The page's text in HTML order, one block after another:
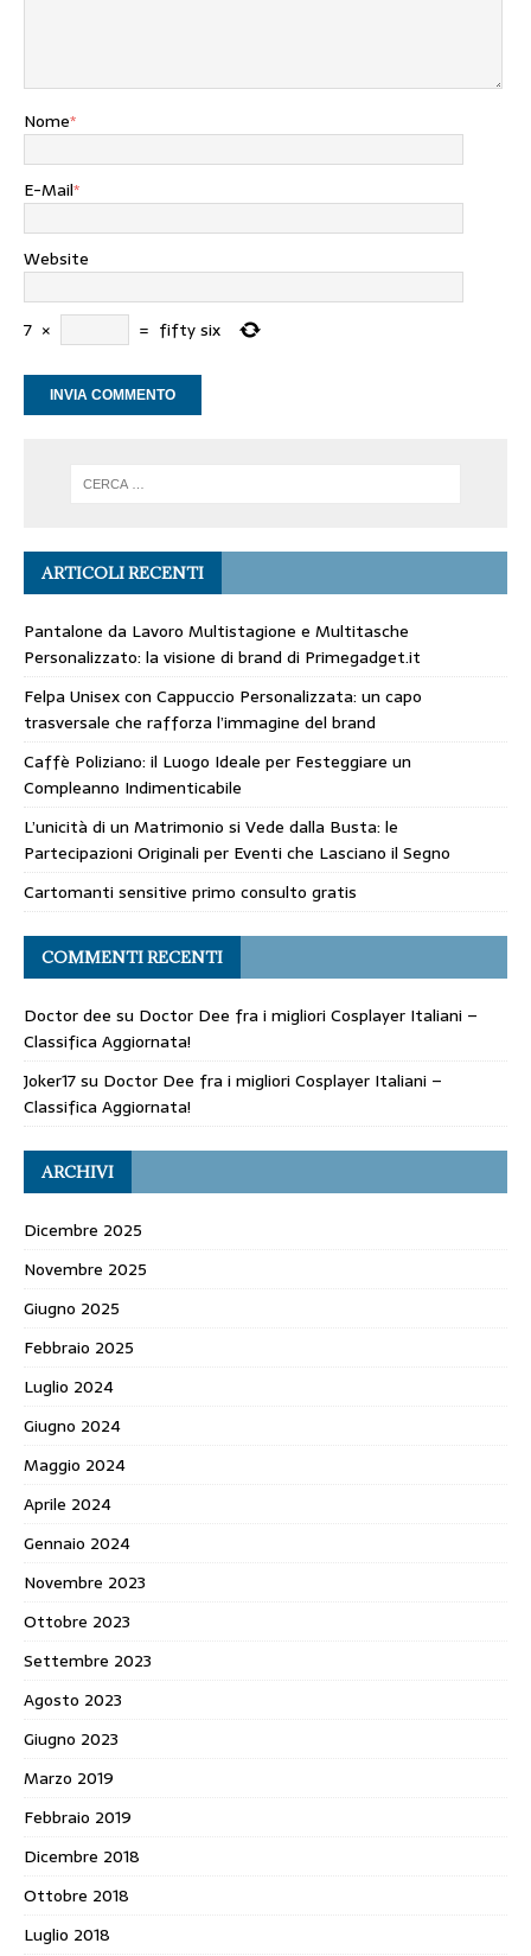
Nome*
E-Mail*
Website
7 × = fifty six
ARTICOLI RECENTI
Pantalone da Lavoro Multistagione e Multitasche
Personalizzato: la visione di brand di Primegadget.it
Felpa Unisex con Cappuccio Personalizzata: un capo
trasversale che rafforza l’immagine del brand
Caffè Poliziano: il Luogo Ideale per Festeggiare un
Compleanno Indimenticabile
L’unicità di un Matrimonio si Vede dalla Busta: le
Partecipazioni Originali per Eventi che Lasciano il Segno
Cartomanti sensitive primo consulto gratis
COMMENTI RECENTI
Doctor dee su Doctor Dee fra i migliori Cosplayer Italiani –
Classifica Aggiornata!
Joker17su Doctor Dee fra i migliori Cosplayer Italiani –
Classifica Aggiornata!
ARCHIVI
Dicembre 2025
Novembre 2025
Giugno 2025
Febbraio 2025
Luglio 2024
Giugno 2024
Maggio 2024
Aprile 2024
Gennaio 2024
Novembre 2023
Ottobre 2023
Settembre 2023
Agosto 2023
Giugno 2023
Marzo 2019
Febbraio 2019
Dicembre 2018
Ottobre 2018
Luglio 2018